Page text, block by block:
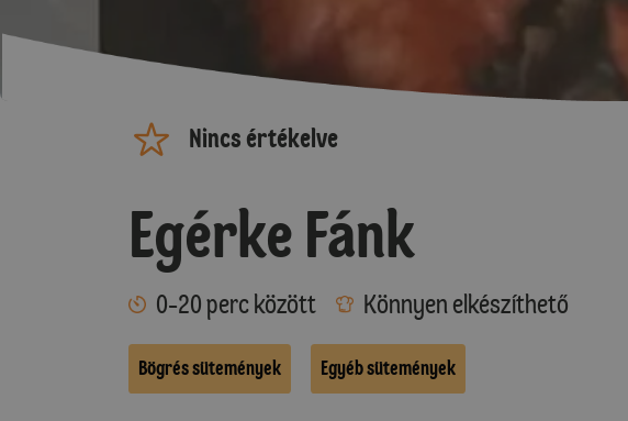
Nincs értékelve
Egérke Fánk
0-20 perc között Könnyen elkészíthető
Bögrés sütemények Egyéb sütemények